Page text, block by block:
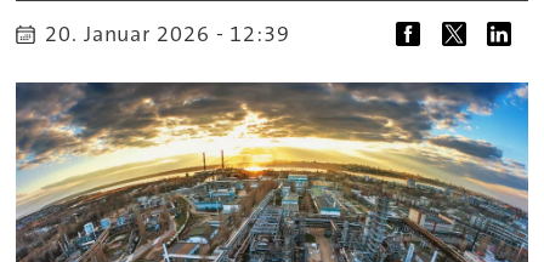
20. Januar 2026 - 12:39